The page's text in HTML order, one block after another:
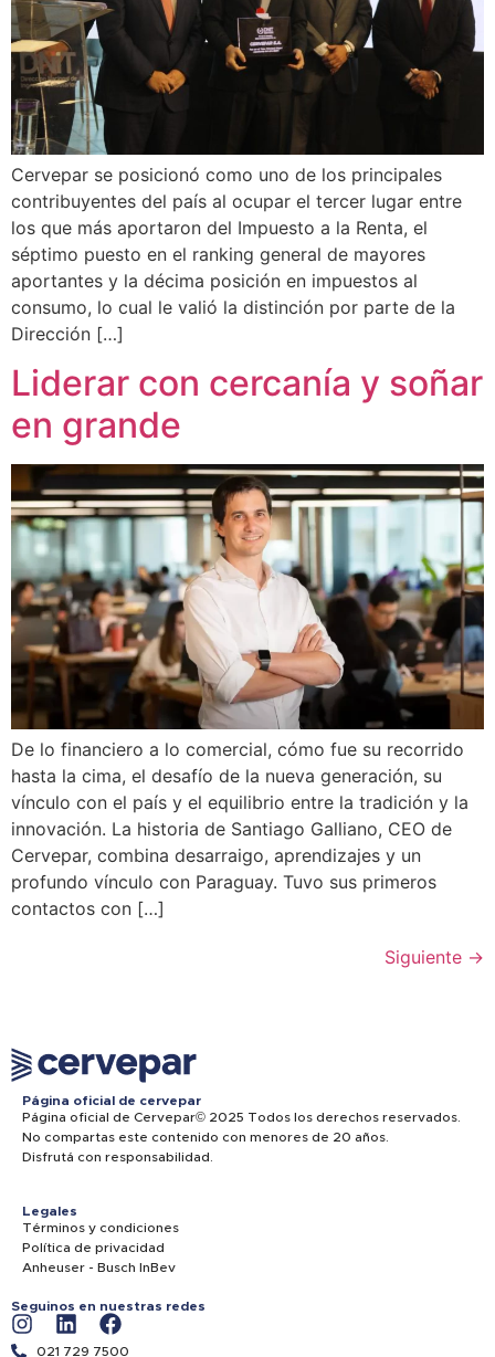
Cervepar se posicionó como uno de los principales
contribuyentes del país al ocupar el tercer lugar entre
los que más aportaron del Impuesto a la Renta, el
séptimo puesto en el ranking general de mayores
aportantes y la décima posición en impuestos al
consumo, lo cual le valió la distinción por parte de la
Dirección […]
Liderar con cercanía y soñar
en grande
De lo financiero a lo comercial, cómo fue su recorrido
hasta la cima, el desafío de la nueva generación, su
vínculo con el país y el equilibrio entre la tradición y la
innovación. La historia de Santiago Galliano, CEO de
Cervepar, combina desarraigo, aprendizajes y un
profundo vínculo con Paraguay. Tuvo sus primeros
contactos con […]
Siguiente →
Página oficial de cervepar
Página oficial de Cervepar© 2025 Todos los derechos reservados.
No compartas este contenido con menores de 20 años.
Disfrutá con responsabilidad.
Legales
Términos y condiciones
Política de privacidad
Anheuser - Busch InBev
Seguinos en nuestras redes
021 729 7500